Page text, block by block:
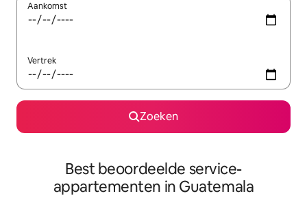
Aankomst
Vertrek
Zoeken
Best beoordeelde service-
appartementen in Guatemala